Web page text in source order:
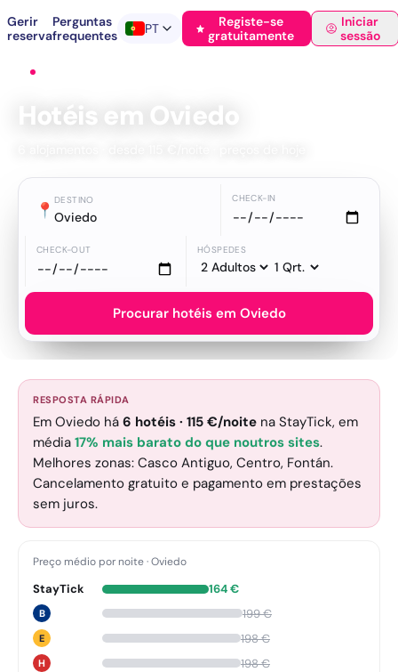
Gerir
reserva
Perguntas
frequentes
PT
Registe-se
gratuitamente
Iniciar
sessão
Hotéis em Oviedo
📍 DESTINO
Oviedo
CHECK-IN
CHECK-OUT HÓSPEDES
Procurar hotéis em Oviedo
RESPOSTA RÁPIDA
Em Oviedo há 6 hotéis · 115 €/noite na StayTick, em
média 17% mais barato do que noutros sites.
Melhores zonas: Casco Antiguo, Centro, Fontán.
Cancelamento gratuito e pagamento em prestações
sem juros.
Preço médio por noite·Oviedo
StayTick 164€
B 199€
E 198€
H 198€